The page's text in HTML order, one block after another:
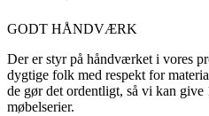
GODT HÅNDVÆRK
Der er styr på håndværket i vores
dygtige folk med respekt for
de gør det ordentligt, så vi kan give
møbelserier.